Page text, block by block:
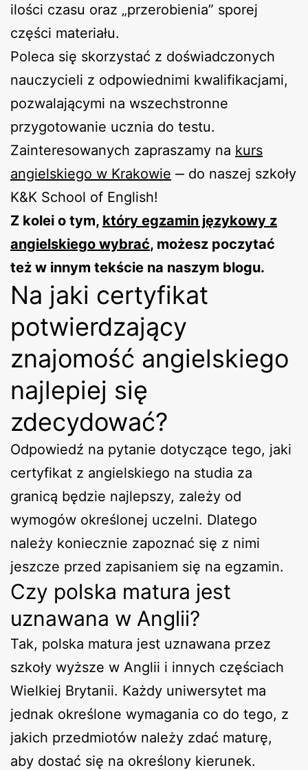
ilości czasu oraz „przerobienia” sporej
części materiału.
Poleca się skorzystać z doświadczonych
nauczycieli z odpowiednimi kwalifikacjami,
pozwalającymi na wszechstronne
przygotowanie ucznia do testu.
Zainteresowanych zapraszamy na kurs
angielskiego w Krakowie ‒ do naszej szkoły
K&K School of English!
Z kolei o tym, który egzamin językowy z
angielskiego wybrać, możesz poczytać
też w innym tekście na naszym blogu.
Na jaki certyfikat
potwierdzający
znajomość angielskiego
najlepiej się
zdecydować?
Odpowiedź na pytanie dotyczące tego, jaki
certyfikat z angielskiego na studia za
granicą będzie najlepszy, zależy od
wymogów określonej uczelni. Dlatego
należy koniecznie zapoznać się z nimi
jeszcze przed zapisaniem się na egzamin.
Czy polska matura jest
uznawana w Anglii?
Tak, polska matura jest uznawana przez
szkoły wyższe w Anglii i innych częściach
Wielkiej Brytanii. Każdy uniwersytet ma
jednak określone wymagania co do tego, z
jakich przedmiotów należy zdać maturę,
aby dostać się na określony kierunek.